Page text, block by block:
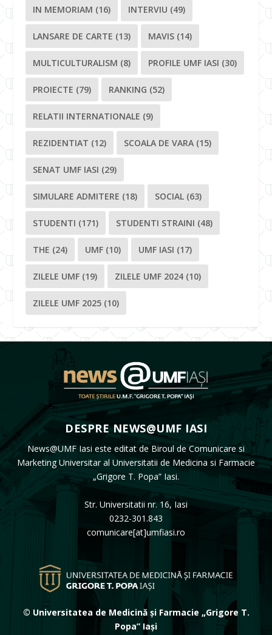
IN MEMORIAM (16) INTERVIU (49)
LANSARE DE CARTE (13) MAVIS (14)
MULTICULTURALISM (8) PROFILE UMF IASI (30)
PROIECTE (79) RANKING (52)
RELATII INTERNATIONALE (9)
REZIDENTIAT (12) SCOALA DE VARA (15)
SENAT UMF IASI (29)
SIMULARE ADMITERE (18) SOCIAL (63)
STUDENTI (171) STUDENTI STRAINI (48)
THE (24) UMF (10) UMF IASI (17)
ZILELE UMF (19) ZILELE UMF 2024 (10)
ZILELE UMF 2025 (10)
DESPRE NEWS@UMF IASI
News@UMF Iasi este editat de Biroul de Comunicare si
Marketing Universitar al Universitatii de Medicina si Farmacie
„Grigore T. Popa” Iasi.
Str. Universitatii nr. 16, Iasi
0232-301.843
comunicare[at]umfiasi.ro
© Universitatea de Medicină și Farmacie „Grigore T.
Popa” Iași